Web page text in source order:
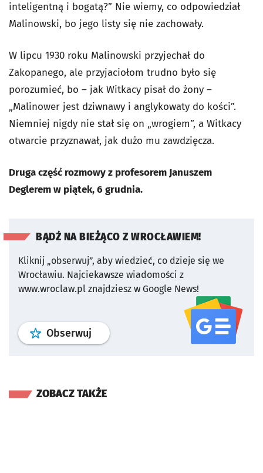
inteligentną i bogatą?” Nie wiemy, co odpowiedział
Malinowski, bo jego listy się nie zachowały.
W lipcu 1930 roku Malinowski przyjechał do
Zakopanego, ale przyjaciołom trudno było się
porozumieć, bo – jak Witkacy pisał do żony –
„Malinower jest dziwnawy i anglykowaty do kości”.
Niemniej nigdy nie stał się on „wrogiem”, a Witkacy
otwarcie przyznawał, jak dużo mu zawdzięcza.
Druga część rozmowy z profesorem Januszem
Deglerem w piątek, 6 grudnia.
BĄDŹ NA BIEŻĄCO Z WROCŁAWIEM!
Kliknij „obserwuj”, aby wiedzieć, co dzieje się we
Wrocławiu. Najciekawsze wiadomości z
www.wroclaw.pl znajdziesz w Google News!
Obserwuj profil serwisu
ZOBACZ TAKŻE